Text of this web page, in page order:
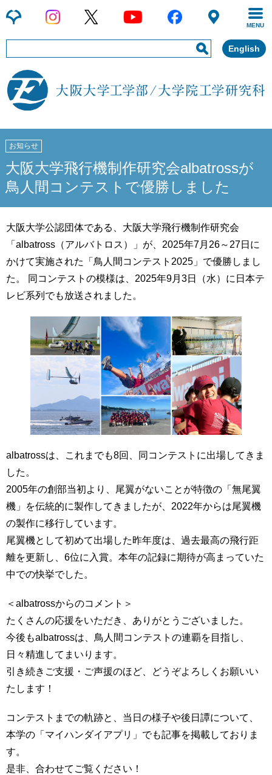
MENU
English
お知らせ
大阪大学飛行機制作研究会albatrossが
鳥人間コンテストで優勝しました
大阪大学公認団体である、大阪大学飛行機制作研究会
「albatross（アルバトロス）」が、2025年7月26～27日に
かけて実施された「鳥人間コンテスト2025」で優勝しまし
た。 同コンテストの模様は、2025年9月3日（水）に日本テ
レビ系列でも放送されました。
albatrossは、これまでも8回、同コンテストに出場してきま
した。
2005年の創部当初より、尾翼がないことが特徴の「無尾翼
機」を伝統的に製作してきましたが、2022年からは尾翼機
の製作に移行しています。
尾翼機として初めて出場した昨年度は、過去最高の飛行距
離を更新し、6位に入賞。本年の記録に期待が高まっていた
中での快挙でした。
＜albatrossからのコメント＞
たくさんの応援をいただき、ありがとうございました。
今後もalbatrossは、鳥人間コンテストの連覇を目指し、
日々精進してまいります。
引き続きご支援・ご声援のほど、どうぞよろしくお願いい
たします！
コンテストまでの軌跡と、当日の様子や後日譚について、
本学の「マイハンダイアプリ」でも記事を掲載しておりま
す。
是非、合わせてご覧ください！